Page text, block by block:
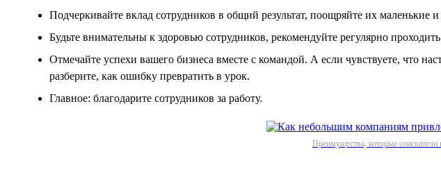
Подчеркивайте вклад сотрудников в общий результат, поощряйте их маленькие
Будьте внимательны к здоровью сотрудников, рекомендуйте регулярно
Отмечайте успехи вашего бизнеса вместе с командой. А если чувствуете, что
разберите, как ошибку превратить в урок.
Главное: благодарите сотрудников за работу.
Преимущества, которые